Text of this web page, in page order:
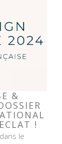
&
!
le